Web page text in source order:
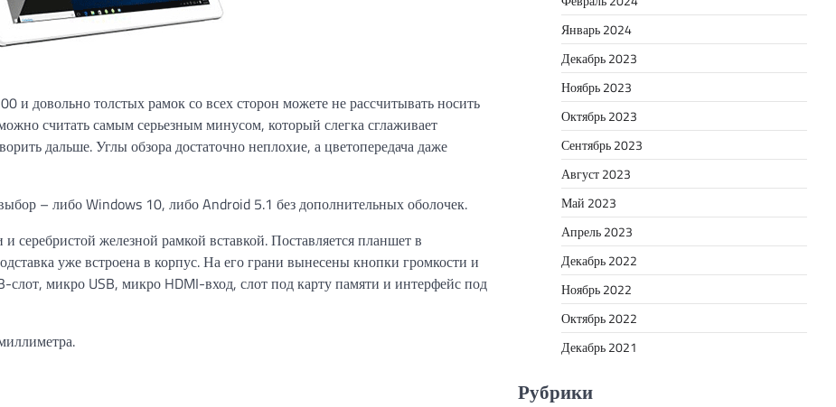
довольно толстых рамок со всех сторон можете не рассчитывать носить
считать самым серьезным минусом, который слегка сглаживает
дальше. Углы обзора достаточно неплохие, а цветопередача даже
– либо Windows 10, либо Android 5.1 без дополнительных оболочек.
железной рамкой вставкой. Поставляется планшет в
уже встроена в корпус. На его грани вынесены кнопки громкости и
микро USB, микро HDMI-вход, слот под карту памяти и интерфейс под
Январь 2024
Декабрь 2023
Ноябрь 2023
Октябрь 2023
Сентябрь 2023
Август 2023
Май 2023
Апрель 2023
Декабрь 2022
Ноябрь 2022
Октябрь 2022
Декабрь 2021
Рубрики